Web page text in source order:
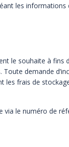
les
le souhaite à fins
Toute demande
les frais de
via le numéro de